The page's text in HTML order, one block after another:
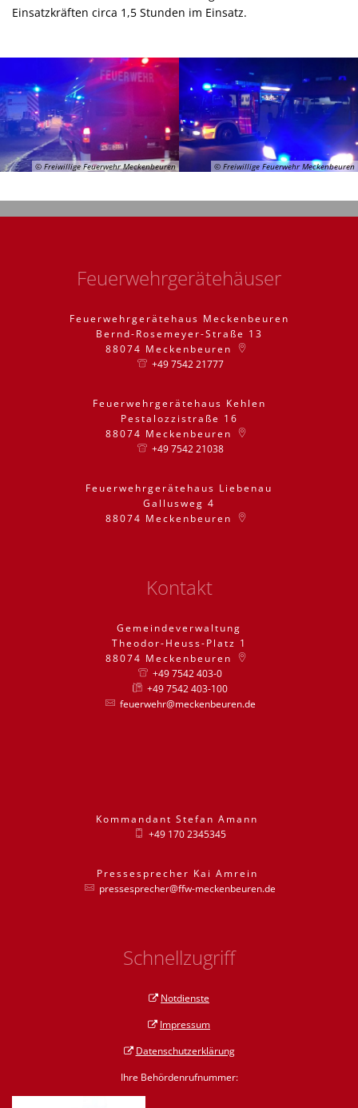
Einsatzkräften circa 1,5 Stunden im Einsatz.
© Freiwillige Feuerwehr Meckenbeuren © Freiwillige Feuerwehr Meckenbeuren
Feuerwehrgerätehäuser
Feuerwehrgerätehaus Meckenbeuren
Bernd-Rosemeyer-Straße 13
88074 Meckenbeuren
+49 7542 21777
Feuerwehrgerätehaus Kehlen
Pestalozzistraße 16
88074 Meckenbeuren
+49 7542 21038
Feuerwehrgerätehaus Liebenau
Gallusweg 4
88074 Meckenbeuren
Kontakt
Gemeindeverwaltung
Theodor-Heuss-Platz 1
88074 Meckenbeuren
+49 7542 403-0
+49 7542 403-100
feuerwehr@meckenbeuren.de
Kommandant Stefan Amann
+49 170 2345345
Pressesprecher Kai Amrein
pressesprecher@ffw-meckenbeuren.de
Schnellzugriff
Notdienste
Impressum
Datenschutzerklärung
Ihre Behördenrufnummer: